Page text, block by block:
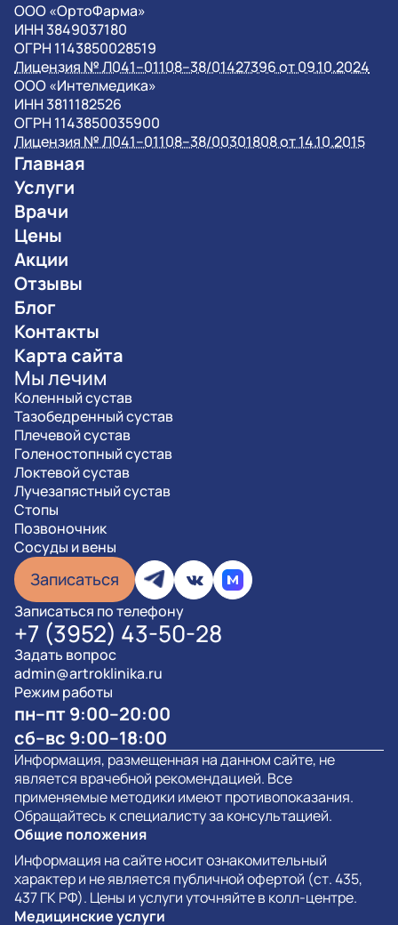
OOO «ОртоФарма»
ИНН 3849037180
ОГРН 1143850028519
Лицензия № Л041–01108–38/01427396 от 09.10.2024
OOO «Интелмедика»
ИНН 3811182526
ОГРН 1143850035900
Лицензия № Л041–01108–38/00301808 от 14.10.2015
Главная
Услуги
Врачи
Цены
Акции
Отзывы
Блог
Контакты
Карта сайта
Мы лечим
Коленный сустав
Тазобедренный сустав
Плечевой сустав
Голеностопный сустав
Локтевой сустав
Лучезапястный сустав
Стопы
Позвоночник
Сосуды и вены
Записаться
Записаться по телефону
+7 (3952) 43-50-28
Задать вопрос
admin@artroklinika.ru
Режим работы
пн–пт 9:00–20:00
сб–вс 9:00–18:00
Информация, размещенная на данном сайте, не
является врачебной рекомендацией. Все
применяемые методики имеют противопоказания.
Обращайтесь к специалисту за консультацией.
Общие положения
Информация на сайте носит ознакомительный
характер и не является публичной офертой (ст. 435,
437 ГК РФ). Цены и услуги уточняйте в колл-центре.
Медицинские услуги